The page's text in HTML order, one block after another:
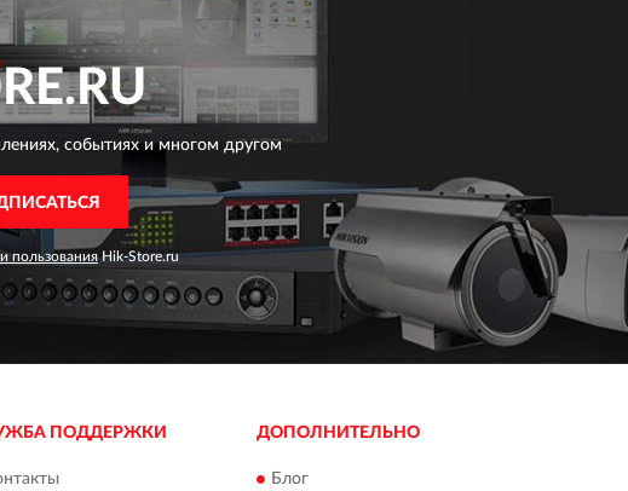
событиях и многом другом
пользованияHik-Store.ru
ПОДДЕРЖКИ ДОПОЛНИТЕЛЬНО
Блог